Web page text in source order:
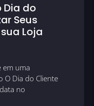
Dia do
Seus
Loja
em uma
O Dia do Cliente
no